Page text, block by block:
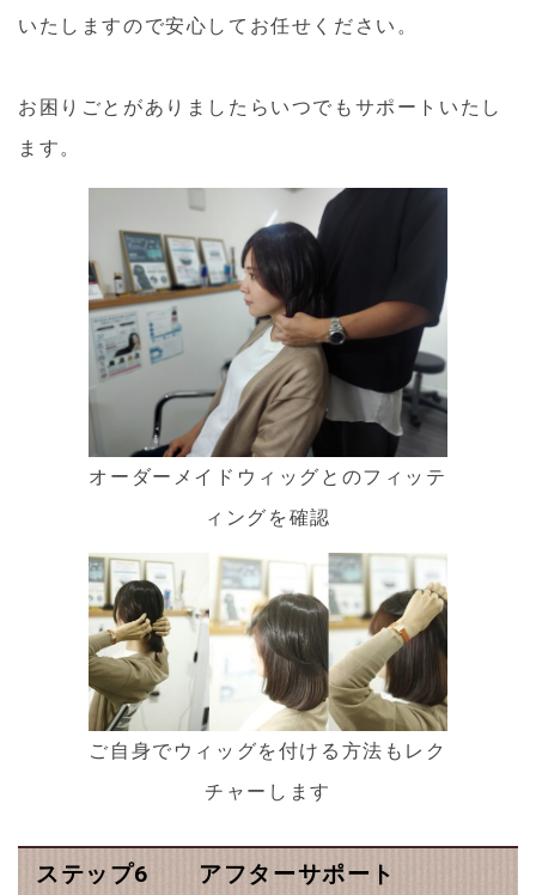
いたしますので安心してお任せください。
お困りごとがありましたらいつでもサポートいたし
ます。
オーダーメイドウィッグとのフィッテ
ィングを確認
ご自身でウィッグを付ける方法もレク
チャーします
ステップ6 アフターサポート